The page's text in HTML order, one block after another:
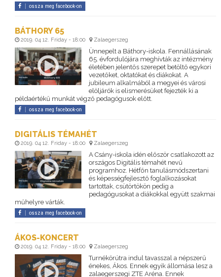
ossza meg facebook-on
BÁTHORY 65
2019. 04 12. Friday - 18:00 Zalaegerszeg
Ünnepelt a Báthory-iskola. Fennállásának
65. évfordulójára meghívták az intézmény
életében jelentős szerepet betöltő egykori
vezetőket, oktatókat és diákokat. A
jubileum alkalmából a megyei és városi
elöljárók is elismerésüket fejezték ki a
példaértékű munkát végző pedagógusok előtt.
ossza meg facebook-on
DIGITÁLIS TÉMAHÉT
2019. 04 12. Friday - 18:00 Zalaegerszeg
A Csány-iskola idén először csatlakozott az
országos Digitális témahét nevű
programhoz. Hétfőn tanulásmódszertani
és képességfejlesztő foglalkozásokat
tartottak, csütörtökön pedig a
pedagógusokat a diákokkal együtt szakmai
műhelyre várták.
ossza meg facebook-on
ÁKOS-KONCERT
2019. 04 12. Friday - 18:00 Zalaegerszeg
Turnékörútra indul tavasszal a népszerű
énekes, Ákos. Ennek egyik állomása lesz a
zalaegerszegi ZTE Aréna. Ennek